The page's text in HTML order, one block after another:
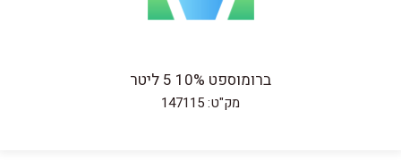
ברומוספט 10% 5 ליטר
מק"ט: 147115